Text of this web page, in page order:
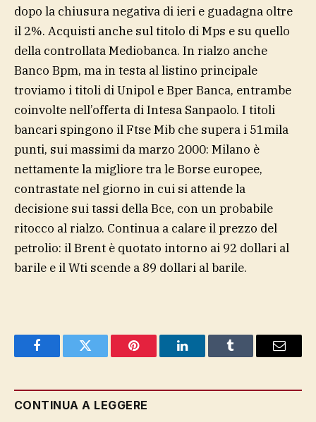
dopo la chiusura negativa di ieri e guadagna oltre
il 2%. Acquisti anche sul titolo di Mps e su quello
della controllata Mediobanca. In rialzo anche
Banco Bpm, ma in testa al listino principale
troviamo i titoli di Unipol e Bper Banca, entrambe
coinvolte nell’offerta di Intesa Sanpaolo. I titoli
bancari spingono il Ftse Mib che supera i 51mila
punti, sui massimi da marzo 2000: Milano è
nettamente la migliore tra le Borse europee,
contrastate nel giorno in cui si attende la
decisione sui tassi della Bce, con un probabile
ritocco al rialzo. Continua a calare il prezzo del
petrolio: il Brent è quotato intorno ai 92 dollari al
barile e il Wti scende a 89 dollari al barile.
FacebookTwitter Pinterest LinkedInTumblr Email
CONTINUA A LEGGERE